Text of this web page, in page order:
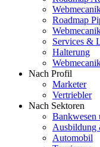
Roadmap
Services &
Halterung
Nach Profil
Marketer
Vertriebler
Nach Sektoren
Bankwesen
Ausbildung
Automobil